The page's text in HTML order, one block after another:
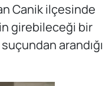
Canik ilçesinde
girebileceği bir
arandığı